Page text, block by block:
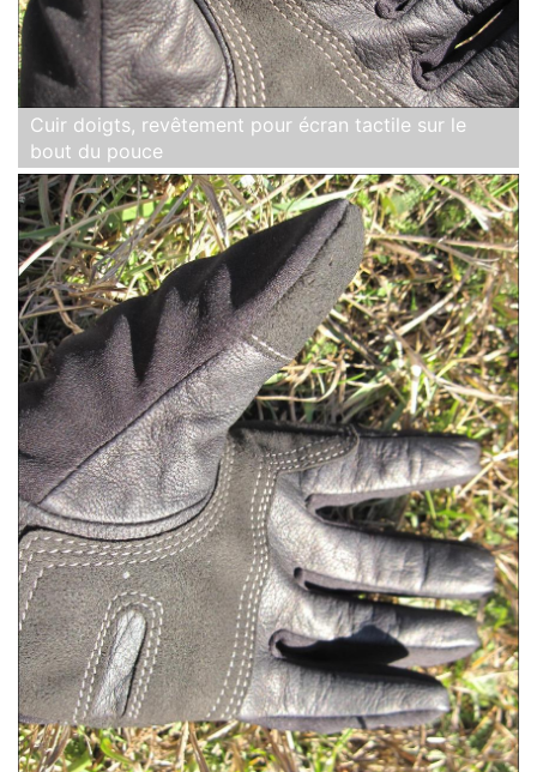
Cuir doigts, revêtement pour écran tactile sur le
bout du pouce